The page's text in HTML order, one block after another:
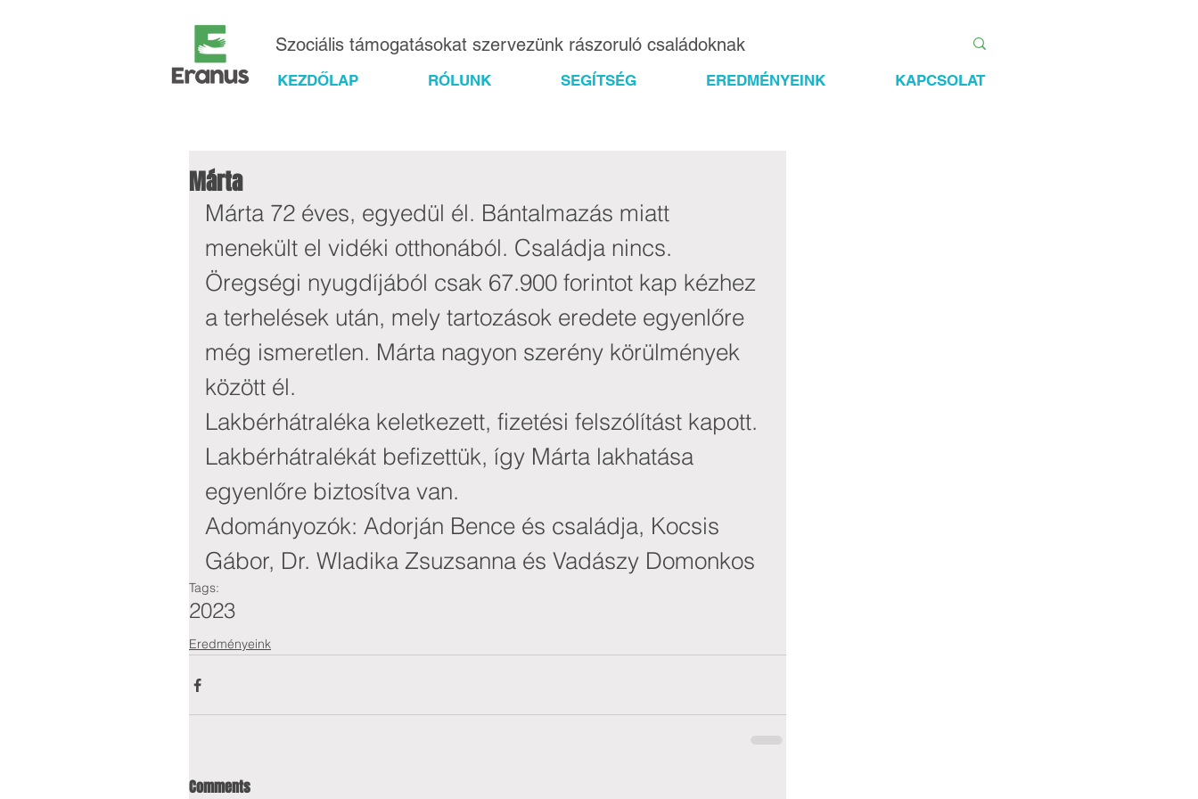
Szociális támogatásokat szervezünk rászoruló családoknak
KEZDŐLAP RÓLUNK SEGÍTSÉG EREDMÉNYEINK KAPCSOLAT
Márta
Márta 72 éves, egyedül él. Bántalmazás miatt
menekült el vidéki otthonából. Családja nincs.
Öregségi nyugdíjából csak 67.900 forintot kap kézhez
a terhelések után, mely tartozások eredete egyenlőre
még ismeretlen. Márta nagyon szerény körülmények
között él.
Lakbérhátraléka keletkezett, fizetési felszólítást kapott.
Lakbérhátralékát befizettük, így Márta lakhatása
egyenlőre biztosítva van.
Adományozók: Adorján Bence és családja, Kocsis
Gábor, Dr. Wladika Zsuzsanna és Vadászy Domonkos
Tags:
2023
Eredményeink
Comments